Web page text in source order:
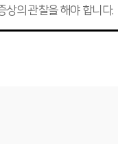
상의 관찰을 해야 합니다.